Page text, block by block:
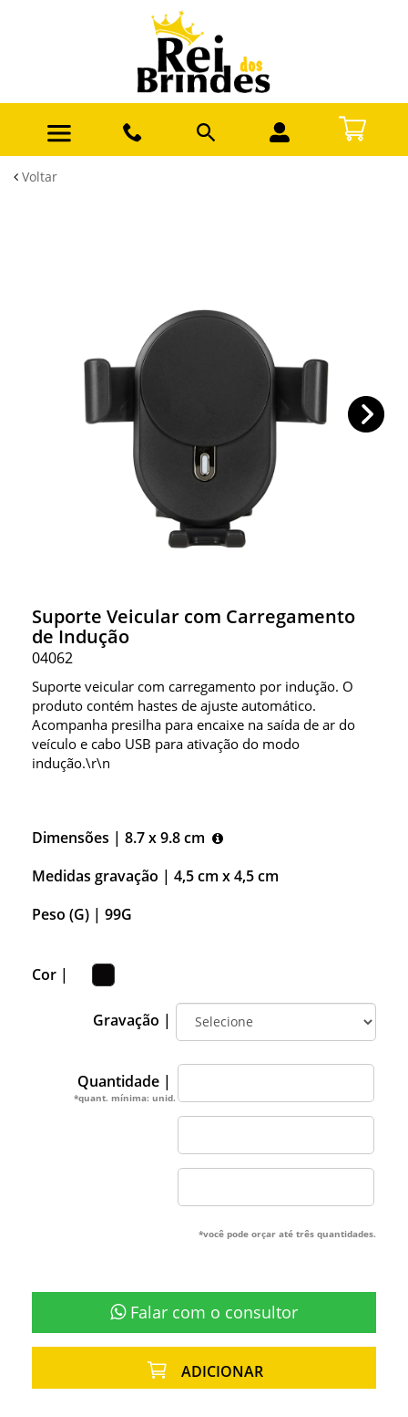
Voltar
Suporte Veicular com Carregamento
de Indução
04062
Suporte veicular com carregamento por indução. O
produto contém hastes de ajuste automático.
Acompanha presilha para encaixe na saída de ar do
veículo e cabo USB para ativação do modo
indução.\r\n
Dimensões | 8.7 x 9.8 cm
Medidas gravação | 4,5 cm x 4,5 cm
Peso (G) | 99G
Cor |
Gravação |
Quantidade |
*quant. mínima: unid.
*você pode orçar até três quantidades.
Falar com o consultor
ADICIONAR